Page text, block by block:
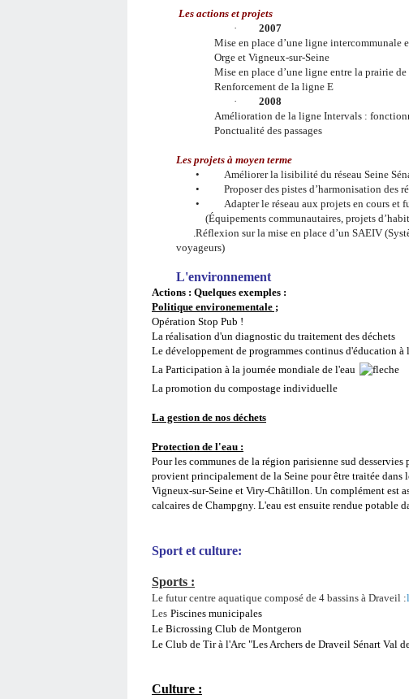
Les actions et projets
·
2007
Mise en place d’une ligne intercommunale
Orge et Vigneux-sur-Seine
Mise en place d’une ligne entre la prairie
Renforcement de la ligne E
·
2008
Amélioration de la ligne Intervals :
Ponctualité des passages
Les projets à moyen terme
•
Améliorer la lisibilité du réseau Seine
•
Proposer des pistes d’harmonisation des
•
Adapter le réseau aux projets en cours et
(Équipements communautaires, projets
.Réflexion sur la mise en place d’un SAEIV
voyageurs)
L'environnement
Actions : Quelques exemples :
Politique environementale ;
Opération Stop Pub !
La réalisation d'un diagnostic du traitement des déchets
Le développement de programmes continus d'éducation
La Participation à la journée mondiale de l'eau
La promotion du compostage individuelle
La gestion de nos déchets
Protection de l'eau :
Pour les communes de la région parisienne sud
provient principalement de la Seine pour être traitée dans
Vigneux-sur-Seine et Viry-Châtillon. Un complément est
calcaires de Champgny. L'eau est ensuite rendue potable
Sport et culture:
Sports :
Le futur centre aquatique composé de 4 bassins à Draveil :
Les Piscines municipales
Le Bicrossing Club de Montgeron
Le Club de Tir à l'Arc "Les Archers de Draveil Sénart Val
Culture :